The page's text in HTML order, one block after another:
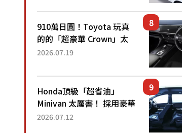
100 公里！」「免驗車真的
太棒了！...
910萬日圓！Toyota 玩真
的的「超豪華 Crown」太
厲害了！採用由「匠人技
運動化「底盤設定」！還配
備專屬豪華...
2026.07.19
Honda頂級「超省油」
Minivan 太厲害！ 採用豪華
「真皮座椅」與專屬「黑色
2026.07.12